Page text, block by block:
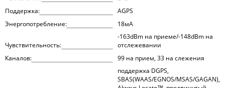
Поддержка:
AGPS
Энергопотребление:
18мА
Чувствительность:
-163dBm на приеме/-148dBm на
отслежевании
Каналов:
99 на прием, 33 на слежения
поддержка DGPS,
SBAS(WAAS/EGNOS/MSAS/GAGAN),